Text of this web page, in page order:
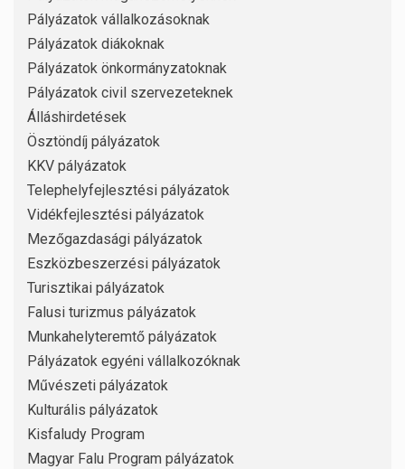
Pályázatok vállalkozásoknak
Pályázatok diákoknak
Pályázatok önkormányzatoknak
Pályázatok civil szervezeteknek
Álláshirdetések
Ösztöndíj pályázatok
KKV pályázatok
Telephelyfejlesztési pályázatok
Vidékfejlesztési pályázatok
Mezőgazdasági pályázatok
Eszközbeszerzési pályázatok
Turisztikai pályázatok
Falusi turizmus pályázatok
Munkahelyteremtő pályázatok
Pályázatok egyéni vállalkozóknak
Művészeti pályázatok
Kulturális pályázatok
Kisfaludy Program
Magyar Falu Program pályázatok